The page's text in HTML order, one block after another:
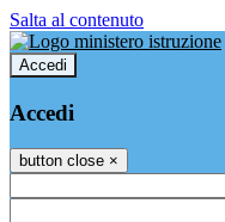
Salta al contenuto
Accedi
Accedi
button close ×